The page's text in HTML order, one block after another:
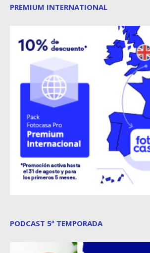
PREMIUM INTERNATIONAL
PODCAST 5ª TEMPORADA